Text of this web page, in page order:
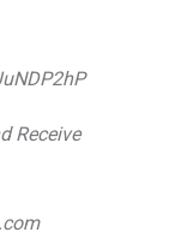
Receive